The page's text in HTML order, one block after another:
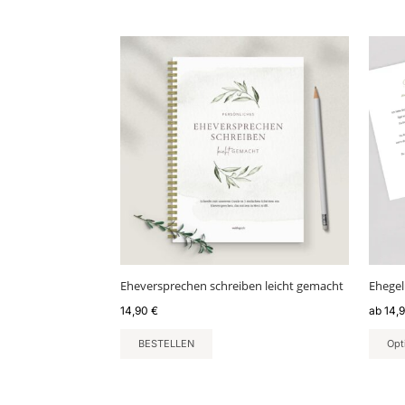
Eheversprechen schreiben leicht gemacht
14,90 €
BESTELLEN
ab
auf.
Die